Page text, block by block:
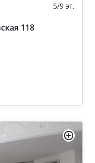
5/9 эт.
118